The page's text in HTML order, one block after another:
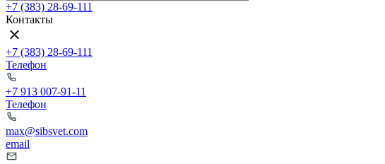
+7 (383) 28-69-111
Контакты
+7 (383) 28-69-111
Телефон
+7 913 007-91-11
Телефон
max@sibsvet.com
email